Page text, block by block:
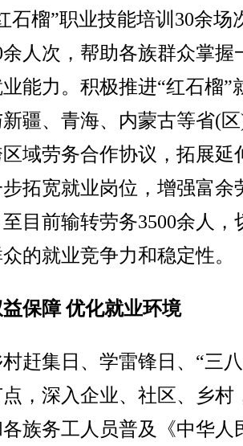
石榴”职业技能培训30余场
余人次，帮助各族群众掌握
能力。积极推进“红石榴”
疆、青海、内蒙古等省(
域劳务合作协议，拓展延
拓宽就业岗位，增强富余
目前输转劳务3500余人，
的就业竞争力和稳定性。
保障 优化就业环境
集日、学雷锋日、“三八
，深入企业、社区、乡村
族务工人员普及《中华人